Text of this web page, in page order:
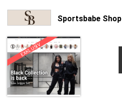
Sportsbabe Shop
EXKLUSIV